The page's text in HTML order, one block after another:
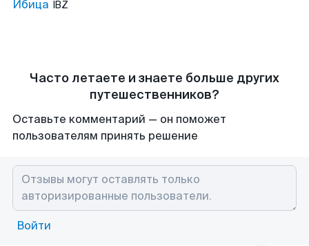
Ибица IBZ
Часто летаете и знаете больше других
путешественников?
Оставьте комментарий — он поможет
пользователям принять решение
Войти